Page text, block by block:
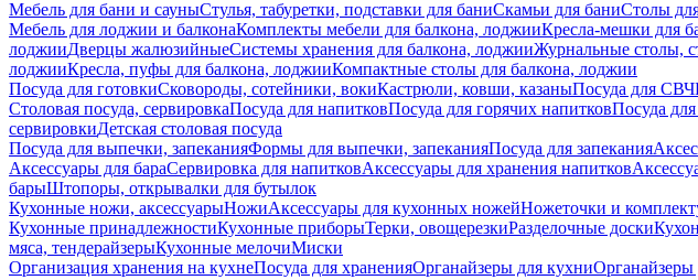
Мебель для бани и сауныСтулья, табуретки, подставки для баниСкамьи для баниСтолы
Мебель для лоджии и балконаКомплекты мебели для балкона, лоджииКресла-мешки для
лоджииДверцы жалюзийныеСистемы хранения для балкона, лоджииЖурнальные столы,
лоджииКресла, пуфы для балкона, лоджииКомпактные столы для балкона, лоджии
Посуда для готовкиСковороды, сотейники, вокиКастрюли, ковши, казаныПосуда для СВЧ
Столовая посуда, сервировкаПосуда для напитковПосуда для горячих напитковПосуда
сервировкиДетская столовая посуда
Посуда для выпечки, запеканияФормы для выпечки, запеканияПосуда для запекания
Аксессуары для бараСервировка для напитковАксессуары для хранения напитков
барыШтопоры, открывалки для бутылок
Кухонные ножи, аксессуарыНожиАксессуары для кухонных ножейНожеточки и
Кухонные принадлежностиКухонные приборыТерки, овощерезкиРазделочные доски
мяса, тендерайзерыКухонные мелочиМиски
Организация хранения на кухнеПосуда для храненияОрганайзеры для кухниОрганайзеры